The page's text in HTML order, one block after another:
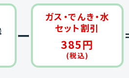
ー
ガス・でんき・水
セット割引
385円
(税込)